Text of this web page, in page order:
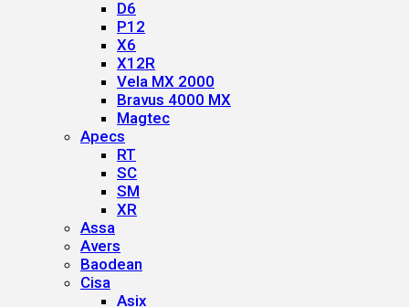
D6
P12
X6
X12R
Vela MX 2000
Bravus 4000 MX
Magtec
Apecs
RT
SC
SM
XR
Assa
Avers
Baodean
Cisa
Asix